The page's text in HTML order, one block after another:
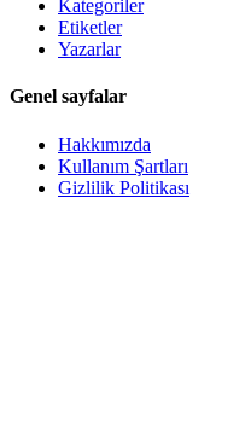
Kategoriler
Etiketler
Yazarlar
Genel sayfalar
Hakkımızda
Kullanım Şartları
Gizlilik Politikası